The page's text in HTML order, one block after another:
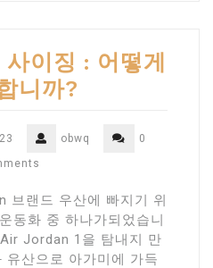
이징 : 어떻게
니까?
obwq
0
브랜드 우산에 빠지기 위
동화 중 하나가되었습니
Jordan 1을 탐내지 만
유산으로 아가미에 가득